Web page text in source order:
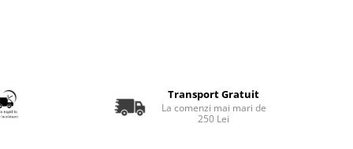
Transport Gratuit
La comenzi mai mari de
250 Lei